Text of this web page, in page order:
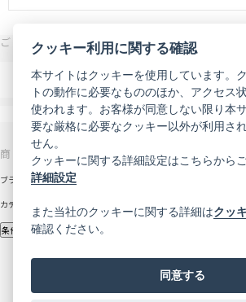
ご注文・お問い合わせはこちら
電話 0120-007-444
受付時間 9:00～18:00（年末年始など
メール お問い合わせフォ
商品を探す
ブランドから探す
カテゴリから探す
条件から探す
サポート
初めての方へ
よくあるご質問
クッキー利用に関する確認
本サイトはクッキーを使用しています。
トの動作に必要なもののほか、アクセス
使われます。お客様が同意しない限り本
要な厳格に必要なクッキー以外が利用さ
せん。
クッキーに関する詳細設定はこちらから
詳細設定
また当社のクッキーに関する詳細はクッ
確認ください。
同意する